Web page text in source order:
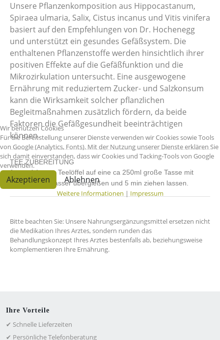
Unsere Pflanzenkomposition aus Hippocastanum,
Spiraea ulmaria, Salix, Cistus incanus und Vitis vinifera
basiert auf den Empfehlungen von Dr. Hochenegg
und unterstützt ein gesundes Gefäßsystem. Die
enthaltenen Pflanzenstoffe werden hinsichtlich ihrer
positiven Effekte auf die Gefäßfunktion und die
Mikrozirkulation untersucht. Eine ausgewogene
Ernährung mit reduziertem Zucker- und Salzkonsum
kann die Wirksamkeit solcher pflanzlichen
Begleitmaßnahmen zusätzlich fördern, da beide
Faktoren die Gefäßgesundheit beeinträchtigen
können.
TEE ZUBEREITUNG
1 gestrichenen Teelöffel auf eine ca 250ml große Tasse mit
kochendem Wasser übergießen und 5 min ziehen lassen.
Bitte beachten Sie: Unsere Nahrungsergänzungsmittel ersetzen nicht
die Medikation Ihres Arztes, sondern runden das
Behandlungskonzept Ihres Arztes bestenfalls ab, beziehungsweise
komplementieren Ihre Ernährung.
Ihre Vorteile
✔ Schnelle Lieferzeiten
✔ Persönliche Telefonberatung
Wir benutzen Cookies
Für die Bereitstellung unserer Dienste verwenden wir Cookies sowie Tools
von Google (Analytics, Fonts). Mit der Nutzung unserer Dienste erklären Sie
sich damit einverstanden, dass wir Cookies und Tacking-Tools von Google
verwenden.
Akzeptieren Ablehnen
Weitere Informationen | Impressum